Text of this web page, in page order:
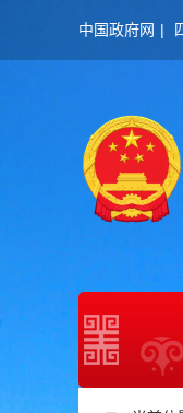
中国政府网 |